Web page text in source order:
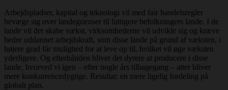
Arbejdspladser, kapital og teknologi vil med fair handelsregler
bevæge sig over landegrænser til fattigere befolkningers lande. I de
lande vil det skabe vækst, virksomhederne vil udvikle sig og kræve
bedre uddannet arbejdskraft, som disse lande på grund af væksten, i
højere grad får mulighed for at leve op til, hvilket vil øge væksten
yderligere. Og efterhånden bliver det dyrere at producere i disse
lande, hvorved vi igen – efter nogle års tilbagegang – atter bliver
mere konkurrencedygtige. Resultat: en mere ligelig fordeling på
globalt plan.